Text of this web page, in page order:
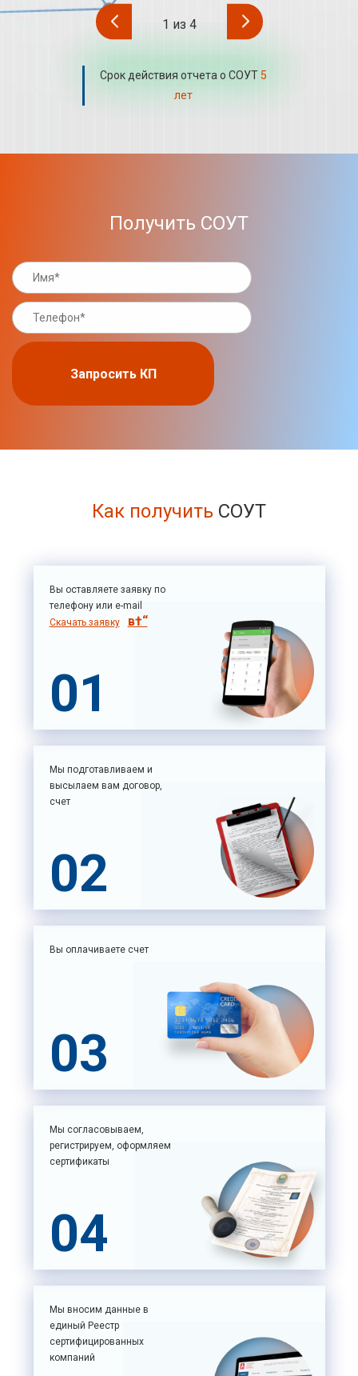
Срок действия отчета о СОУТ 5
лет
1 из 4
Получить СОУТ
Запросить КП
Как получить СОУТ
Вы оставляете заявку по
телефону или e-mail
Скачать заявку
01
Мы подготавливаем и
высылаем вам договор,
счет
02
Вы оплачиваете счет
03
Мы согласовываем,
регистрируем, оформляем
сертификаты
04
Мы вносим данные в
единый Реестр
сертифицированных
компаний